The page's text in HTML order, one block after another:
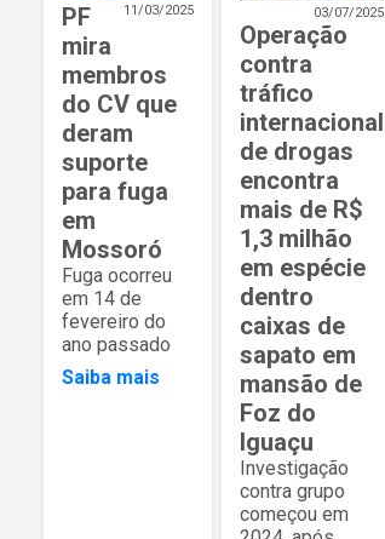
11/03/2025
PF
mira
membros
do CV que
deram
suporte
para fuga
em
Mossoró
Fuga ocorreu
em 14 de
fevereiro do
ano passado
Saiba mais
03/07/2025
Operação
contra
tráfico
internacional
de drogas
encontra
mais de R$
1,3 milhão
em espécie
dentro
caixas de
sapato em
mansão de
Foz do
Iguaçu
Investigação
contra grupo
começou em